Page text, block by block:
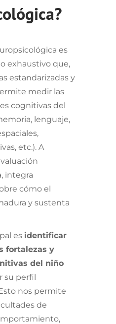
es
exhaustivo que,
estandarizadas y
medir las
cognitivas del
lenguaje,
etc.). A
integra
cómo el
y sustenta
es identificar
fortalezas y
del niño
su perfil
nos permite
de